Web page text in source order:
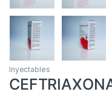
Inyectables